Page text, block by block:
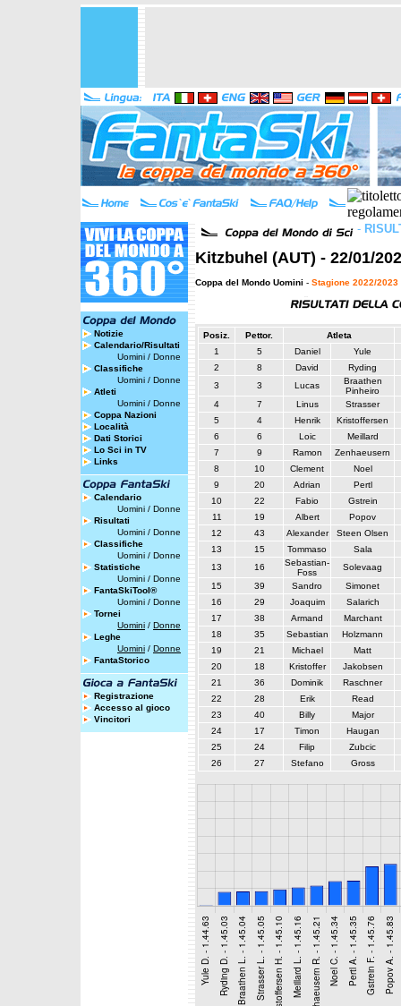
Notizie
Calendario/Risultati
Uomini / Donne
Classifiche
Uomini / Donne
Atleti
Uomini / Donne
Coppa Nazioni
Località
Dati Storici
Lo Sci in TV
Links
Calendario
Uomini / Donne
Risultati
Uomini / Donne
Classifiche
Uomini / Donne
Statistiche
Uomini / Donne
FantaSkiTool®
Uomini / Donne
Tornei
Uomini / Donne
Leghe
Uomini / Donne
FantaStorico
Registrazione
Accesso al gioco
Vincitori
-
Kitzbuhel (AUT) - 22/01/
Coppa del Mondo Uomini - Stagione 2022/2023
Posiz. Pettor.
Atleta
1
5 Daniel
Yule
2
8 David
Ryding
3
3 Lucas
Braathen
Pinheiro
4
7 Linus
Strasser
5
4 Henrik
Kristoffersen
6
6 Loic
Meillard
7
9 Ramon
Zenhaeusern
8
10 Clement
Noel
9
20 Adrian
Pertl
10
22 Fabio
Gstrein
11
19 Albert
Popov
12
43 Alexander
Steen Olsen
13
15 Tommaso
Sala
13
16
Sebastian-
Foss
Solevaag
15
39 Sandro
Simonet
16
29 Joaquim
Salarich
17
38 Armand
Marchant
18
35 Sebastian
Holzmann
19
21 Michael
Matt
20
18 Kristoffer
Jakobsen
21
36 Dominik
Raschner
22
28 Erik
Read
23
40 Billy
Major
24
17 Timon
Haugan
25
24 Filip
Zubcic
26
27 Stefano Gross